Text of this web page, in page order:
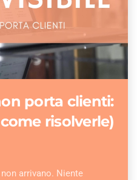
porta clienti:
risolverle)
arrivano. Niente